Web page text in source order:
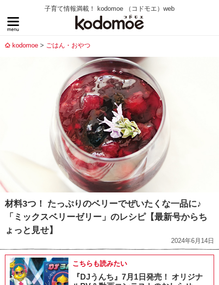
子育て情報満載！ kodomoe （コドモエ）web
kodomoe ごはん・おやつ
材料3つ！ たっぷりのベリーでぜいたくな一品に♪
「ミックスベリーゼリー」のレシピ【最新号からち
ょっと見せ】
2024年6月14日
こちらも読みたい
『DJうんち』7月1日発売！ オリジナ